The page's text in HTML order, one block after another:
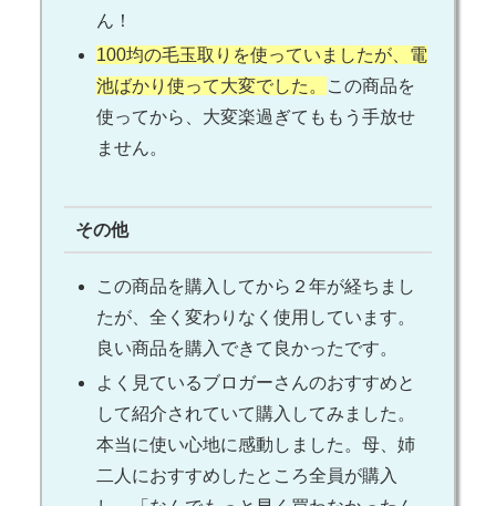
ん！
100均の毛玉取りを使っていましたが、電
池ばかり使って大変でした。
この商品を
使ってから、大変楽過ぎてももう手放せ
ません。
その他
この商品を購入してから２年が経ちまし
たが、全く変わりなく使用しています。
良い商品を購入できて良かったです。
よく見ているブロガーさんのおすすめと
して紹介されていて購入してみました。
本当に使い心地に感動しました。母、姉
二人におすすめしたところ全員が購入